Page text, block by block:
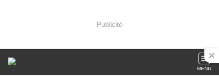
Publicité
MENU